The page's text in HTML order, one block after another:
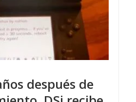
después de